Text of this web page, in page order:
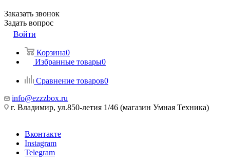
Заказать звонок
Задать вопрос
Войти
Корзина0
Избранные товары0
Сравнение товаров0
info@ezzzbox.ru
г. Владимир, ул.850-летия 1/46 (магазин Умная Техника)
Вконтакте
Instagram
Telegram